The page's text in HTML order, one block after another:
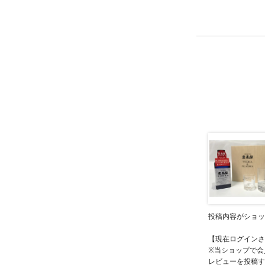
投稿内容がショ
【現在ログイン
※当ショップで会
レビューを投稿